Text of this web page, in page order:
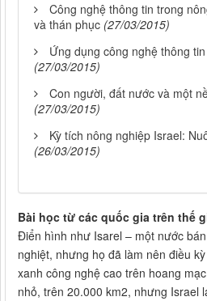
Công nghệ thông tin trong
và thán phục (27/03/2015)
Ứng dụng công nghệ thông
(27/03/2015)
Con người, đất nước và một
(27/03/2015)
Kỳ tích nông nghiệp Israel:
(26/03/2015)
Bài học từ các quốc gia trên thế
Điển hình như Isarel – một nước
nghiệt, nhưng họ đã làm nên điều
xanh công nghệ cao trên hoang
nhỏ, trên 20.000 km2, nhưng Israel